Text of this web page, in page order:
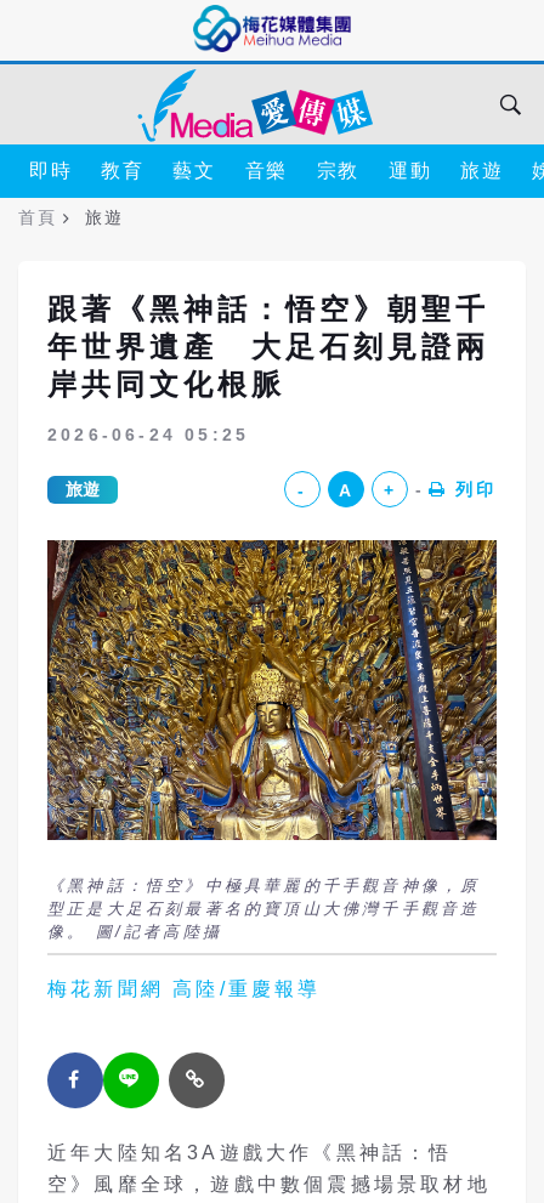
即時 教育 藝文 音樂 宗教 運動 旅遊
首頁 旅遊
跟著《黑神話：悟空》朝聖千
年世界遺產 大足石刻見證兩
岸共同文化根脈
2026-06-24 05:25
旅遊 - A + 列印
《黑神話：悟空》中極具華麗的千手觀音神像，原
型正是大足石刻最著名的寶頂山大佛灣千手觀音造
像。 圖/記者高陸攝
梅花新聞網 高陸/重慶報導
近年大陸知名3A遊戲大作《黑神話：悟
空》風靡全球，遊戲中數個震撼場景取材地